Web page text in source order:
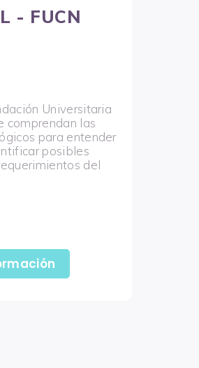
- FUCN
Universitaria
comprendan las
para entender
posibles
del